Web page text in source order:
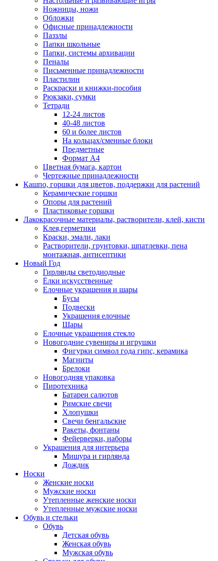
Ножницы, ножи
Обложки
Офисные принадлежности
Паззлы
Папки школьные
Папки, системы архивации
Пеналы
Письменные принадлежности
Пластилин
Раскраски и книжки-пособия
Рюкзаки, сумки
Тетради
12-24 листов
40-48 листов
60 и более листов
На кольцах/сменные блоки
Предметные
Формат А4
Цветная бумага, картон
Чертежные принадлежности
Кашпо, горшки для цветов, поддержки для растений
Керамические горшки
Опоры для растений
Пластиковые горшки
Лакокрасочные материалы, растворители, клей, кисти
Клея,герметики
Краски, эмали, лаки
Растворители, грунтовки, шпатлевки, пена
монтажная, антисептики
Новый Год
Гирлянды светодиодные
Ёлки искусственные
Елочные украшения и шары
Бусы
Подвески
Украшения елочные
Шары
Елочные украшения стекло
Новогодние сувениры и игрушки
Фигурки символ года гипс, керамика
Магниты
Брелоки
Новогодняя упаковка
Пиротехника
Батареи салютов
Римские свечи
Хлопушки
Свечи бенгальские
Ракеты, фонтаны
Фейерверки, наборы
Украшения для интерьера
Мишура и гирлянда
Дождик
Носки
Женские носки
Мужские носки
Утепленные женские носки
Утепленные мужские носки
Обувь и стельки
Обувь
Детская обувь
Женская обувь
Мужская обувь